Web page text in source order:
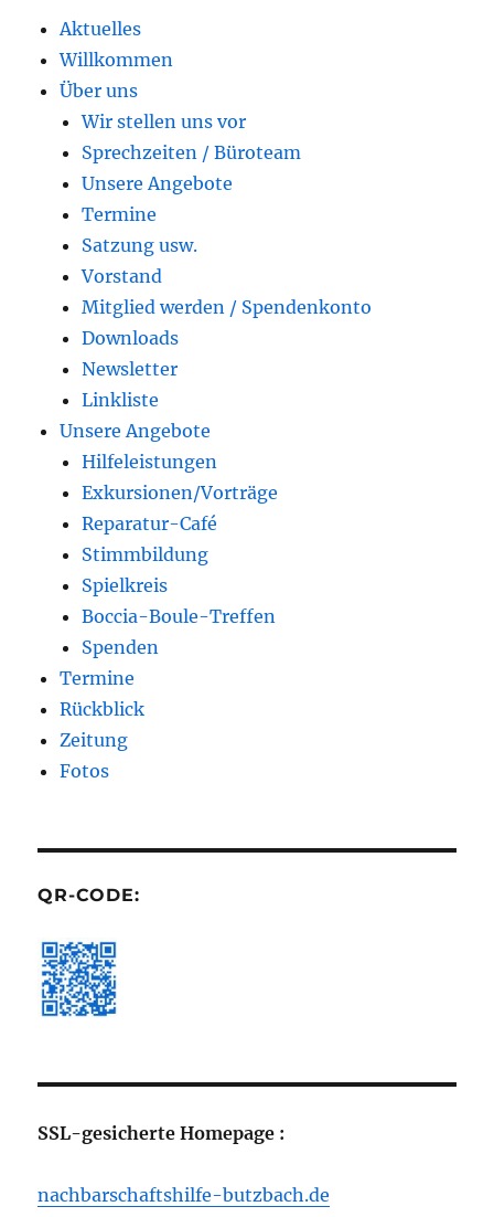
Aktuelles
Willkommen
Über uns
Wir stellen uns vor
Sprechzeiten / Büroteam
Unsere Angebote
Termine
Satzung usw.
Vorstand
Mitglied werden / Spendenkonto
Downloads
Newsletter
Linkliste
Unsere Angebote
Hilfeleistungen
Exkursionen/Vorträge
Reparatur-Café
Stimmbildung
Spielkreis
Boccia-Boule-Treffen
Spenden
Termine
Rückblick
Zeitung
Fotos
QR-CODE:
SSL-gesicherte Homepage :
nachbarschaftshilfe-butzbach.de